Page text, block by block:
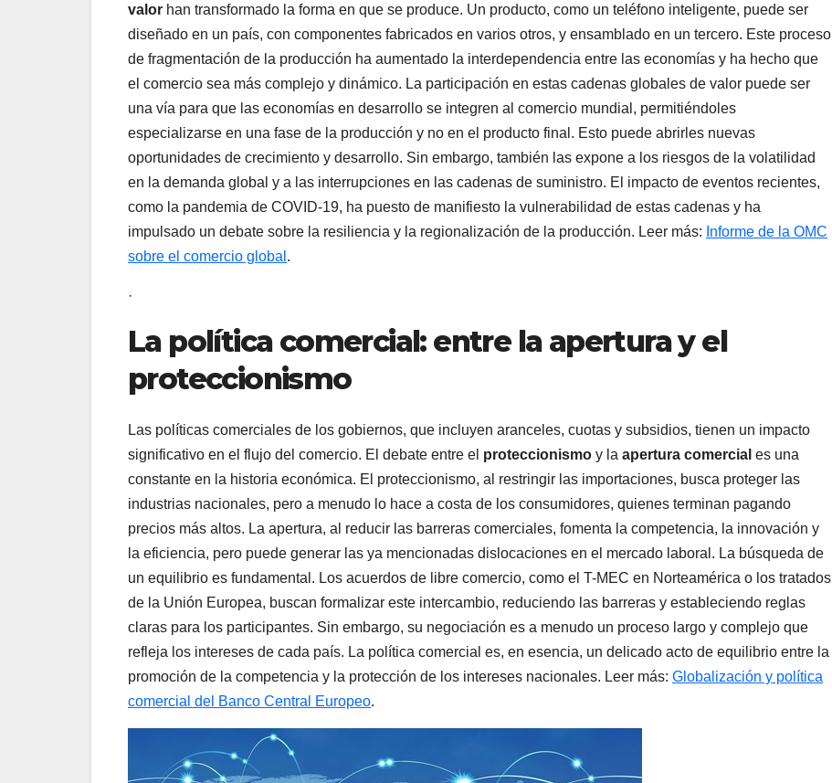
valor han transformado la forma en que se produce. Un producto, como un teléfono inteligente, puede ser
diseñado en un país, con componentes fabricados en varios otros, y ensamblado en un tercero. Este proceso
de fragmentación de la producción ha aumentado la interdependencia entre las economías y ha hecho que
el comercio sea más complejo y dinámico. La participación en estas cadenas globales de valor puede ser
una vía para que las economías en desarrollo se integren al comercio mundial, permitiéndoles
especializarse en una fase de la producción y no en el producto final. Esto puede abrirles nuevas
oportunidades de crecimiento y desarrollo. Sin embargo, también las expone a los riesgos de la volatilidad
en la demanda global y a las interrupciones en las cadenas de suministro. El impacto de eventos recientes,
como la pandemia de COVID-19, ha puesto de manifiesto la vulnerabilidad de estas cadenas y ha
impulsado un debate sobre la resiliencia y la regionalización de la producción. Leer más: Informe de la OMC
sobre el comercio global .
·
La política comercial: entre la apertura y el
proteccionismo
Las políticas comerciales de los gobiernos, que incluyen aranceles, cuotas y subsidios, tienen un impacto
significativo en el flujo del comercio. El debate entre el proteccionismo y la apertura comercial es una
constante en la historia económica. El proteccionismo, al restringir las importaciones, busca proteger las
industrias nacionales, pero a menudo lo hace a costa de los consumidores, quienes terminan pagando
precios más altos. La apertura, al reducir las barreras comerciales, fomenta la competencia, la innovación y
la eficiencia, pero puede generar las ya mencionadas dislocaciones en el mercado laboral. La búsqueda de
un equilibrio es fundamental. Los acuerdos de libre comercio, como el T-MEC en Norteamérica o los tratados
de la Unión Europea, buscan formalizar este intercambio, reduciendo las barreras y estableciendo reglas
claras para los participantes. Sin embargo, su negociación es a menudo un proceso largo y complejo que
refleja los intereses de cada país. La política comercial es, en esencia, un delicado acto de equilibrio entre la
promoción de la competencia y la protección de los intereses nacionales. Leer más: Globalización y política
comercial del Banco Central Europeo.